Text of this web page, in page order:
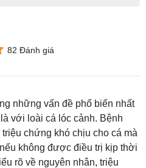
82 Đánh giá
những vấn đề phổ biến nhất
với loài cá lóc cảnh. Bệnh
chứng khó chịu cho cá mà
không được điều trị kịp thời
rõ về nguyên nhân, triệu